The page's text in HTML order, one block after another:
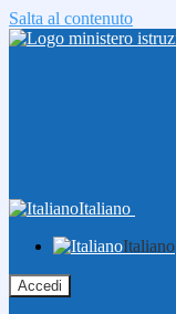
Salta al contenuto
Italiano
Italiano
Accedi